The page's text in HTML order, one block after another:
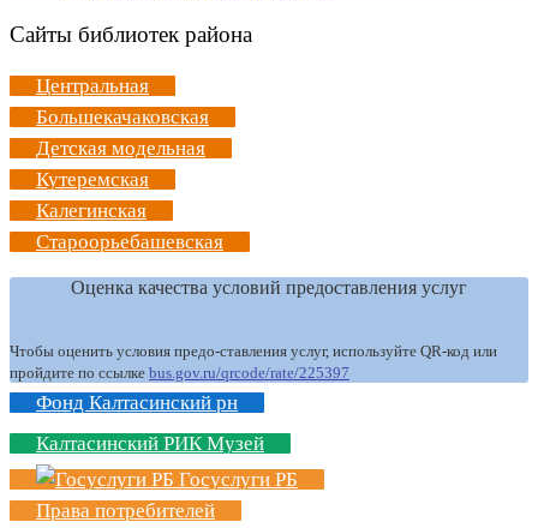
Сайты библиотек района
Центральная
Большекачаковская
Детская модельная
Кутеремская
Калегинская
Староорьебашевская
Оценка качества условий предоставления услуг
Чтобы оценить условия предо-ставления услуг, используйте QR-код или
пройдите по ссылке bus.gov.ru/qrcode/rate/225397
Фонд Калтасинский рн
Калтасинский РИК Музей
Госуслуги РБ
Права потребителей